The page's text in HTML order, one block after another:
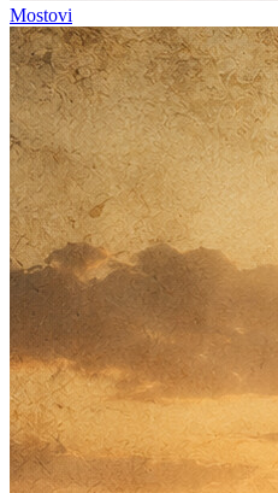
Mostovi